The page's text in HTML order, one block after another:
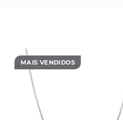
com 7 mm de
MAIS VENDIDOS